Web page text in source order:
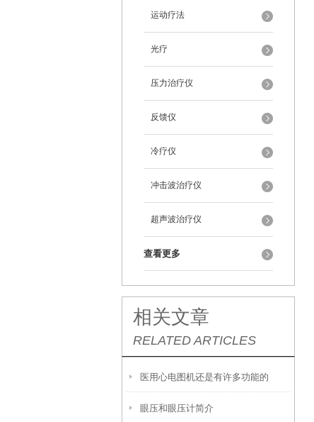
运动疗法
光疗
压力治疗仪
反馈仪
冷疗仪
冲击波治疗仪
超声波治疗仪
查看更多
相关文章
RELATED ARTICLES
医用心电图机还是有许多功能的
眼压和眼压计简介